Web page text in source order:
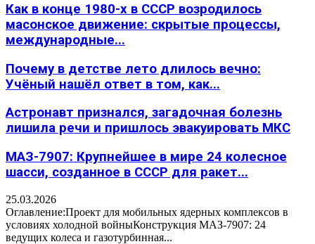
Как в конце 1980-х в СССР возродилось
масонское движение: скрытые процессы,
международные...
Почему в детстве лето длилось вечно:
Учёный нашёл ответ в том, как...
Астронавт признался, загадочная болезнь
лишила речи и пришлось эвакуировать МКС
МАЗ-7907: Крупнейшее в мире 24 колесное
шасси, созданное в СССР для ракет...
25.03.2026
Оглавление:Проект для мобильных ядерных комплексов в
условиях холодной войныКонструкция МАЗ-7907: 24
ведущих колеса и газотурбинная...